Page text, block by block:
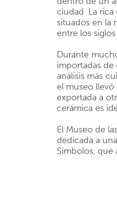
ciudad. La
situados en la
entre los siglos
Durante
importadas
análisis más
el museo
exportada a
cerámica es
El Museo de
dedicada a
Símbolos, que